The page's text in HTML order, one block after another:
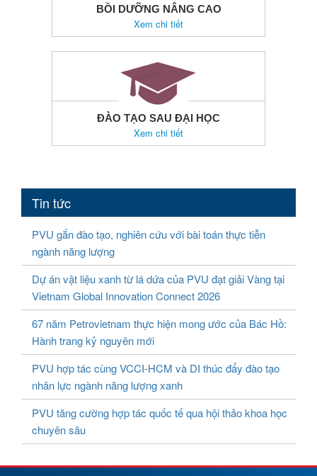
BỒI DƯỠNG NÂNG CAO
Xem chi tiết
ĐÀO TẠO SAU ĐẠI HỌC
Xem chi tiết
Tin tức
PVU gắn đào tạo, nghiên cứu với bài toán thực tiễn
ngành năng lượng
Dự án vật liệu xanh từ lá dứa của PVU đạt giải Vàng tại
Vietnam Global Innovation Connect 2026
67 năm Petrovietnam thực hiện mong ước của Bác Hồ:
Hành trang kỷ nguyên mới
PVU hợp tác cùng VCCI-HCM và DI thúc đẩy đào tạo
nhân lực ngành năng lượng xanh
PVU tăng cường hợp tác quốc tế qua hội thảo khoa học
chuyên sâu